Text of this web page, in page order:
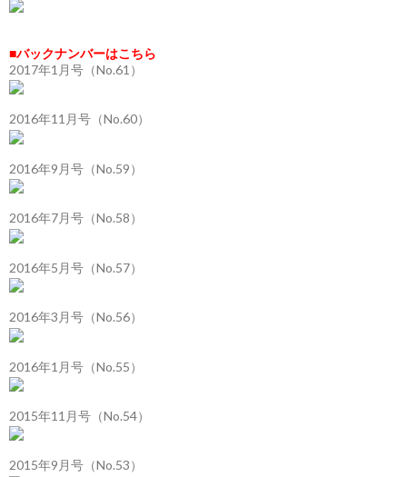
■バックナンバーはこちら
2017年1月号（No.61）
2016年11月号（No.60）
2016年9月号（No.59）
2016年7月号（No.58）
2016年5月号（No.57）
2016年3月号（No.56）
2016年1月号（No.55）
2015年11月号（No.54）
2015年9月号（No.53）